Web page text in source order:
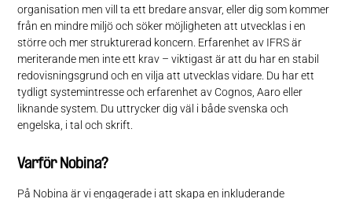
organisation men vill ta ett bredare ansvar, eller dig som kommer
från en mindre miljö och söker möjligheten att utvecklas i en
större och mer strukturerad koncern. Erfarenhet av IFRS är
meriterande men inte ett krav – viktigast är att du har en stabil
redovisningsgrund och en vilja att utvecklas vidare. Du har ett
tydligt systemintresse och erfarenhet av Cognos, Aaro eller
liknande system. Du uttrycker dig väl i både svenska och
engelska, i tal och skrift.
Varför Nobina?
På Nobina är vi engagerade i att skapa en inkluderande